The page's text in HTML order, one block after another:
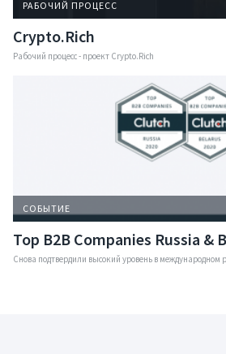
РАБОЧИЙ ПРОЦЕСС
Crypto.Rich
Рабочий процесс - проект Crypto.Rich
СОБЫТИЕ
Top B2B Companies Russia &
Снова подтвердили высокий уровень в международном